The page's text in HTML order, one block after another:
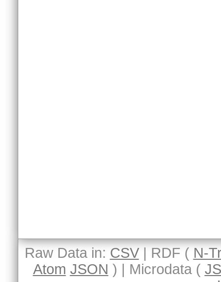
Raw Data in: CSV| RDF ( N-
Atom JSON ) | Microdata (